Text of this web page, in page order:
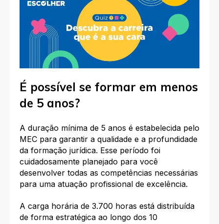
É possível se formar em menos
de 5 anos?
A duração mínima de 5 anos é estabelecida pelo
MEC para garantir a qualidade e a profundidade
da formação jurídica. Esse período foi
cuidadosamente planejado para você
desenvolver todas as competências necessárias
para uma atuação profissional de excelência.​
A carga horária de 3.700 horas está distribuída
de forma estratégica ao longo dos 10